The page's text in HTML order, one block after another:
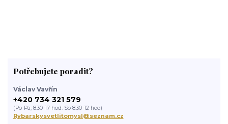
Potřebujete poradit?
Václav Vavřín
+420 734 321 579
(Po-Pá, 8:30-17 hod. So 8:30-12 hod)
Rybarskysvetlitomysl@seznam.cz